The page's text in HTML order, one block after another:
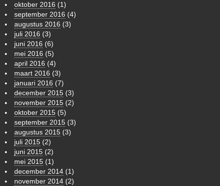
oktober 2016 (1)
september 2016 (4)
augustus 2016 (3)
juli 2016 (3)
juni 2016 (6)
mei 2016 (5)
april 2016 (4)
maart 2016 (3)
januari 2016 (7)
december 2015 (3)
november 2015 (2)
oktober 2015 (5)
september 2015 (3)
augustus 2015 (3)
juli 2015 (2)
juni 2015 (2)
mei 2015 (1)
december 2014 (1)
november 2014 (2)